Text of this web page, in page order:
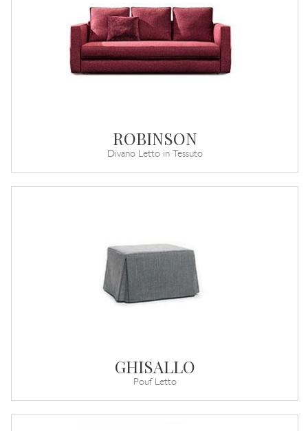
ROBINSON
Divano Letto in Tessuto
GHISALLO
Pouf Letto